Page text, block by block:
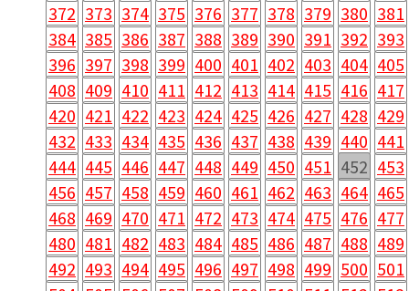
372 373 374 375 376 377 378 379 380 381
384 385 386 387 388 389 390 391 392 393
396 397 398 399 400 401 402 403 404 405
408 409 410 411 412 413 414 415 416 417
420 421 422 423 424 425 426 427 428 429
432 433 434 435 436 437 438 439 440 441
444 445 446 447 448 449 450 451 452 453
456 457 458 459 460 461 462 463 464 465
468 469 470 471 472 473 474 475 476 477
480 481 482 483 484 485 486 487 488 489
492 493 494 495 496 497 498 499 500 501